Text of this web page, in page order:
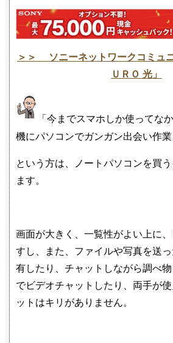
＞＞ ソニーネットワークコミュ
ＵＲＯ 光」
「今までスマホしか使ってな
機にパソコンでガンガン出会い作業
という方は、ノートパソコンを買
ます。
画面が大きく、一覧性がよい上に
すし、また、ファイルや写真を送
有したり、チャットしながら調べ
でビデオチャットしたり、両手が
ットはキリがありません。